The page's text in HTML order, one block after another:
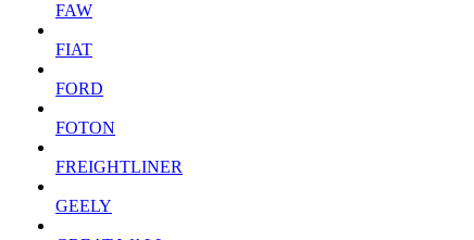
FAW
FIAT
FORD
FOTON
FREIGHTLINER
GEELY